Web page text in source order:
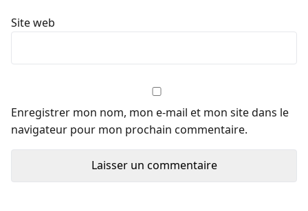
Site web
Enregistrer mon nom, mon e-mail et mon site dans le
navigateur pour mon prochain commentaire.